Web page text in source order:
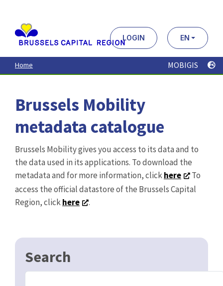
contenu
principal
LOGIN EN
Home MOBIGIS
Brussels Mobility
metadata catalogue
Brussels Mobility gives you access to its data and to
the data used in its applications. To download the
metadata and for more information, clickhere
To
access the official datastore of the Brussels Capital
Region, clickhere .
Search